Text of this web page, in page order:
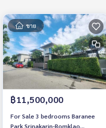
ขาย
฿11,500,000
For Sale 3 bedrooms Baranee
Park Srinakarin-Romklao